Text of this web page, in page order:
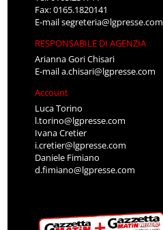
Fax: 0165.1820141
E-mailsegreteria@lgpresse.com
RESPONSABILE DI AGENZIA
Arianna Gori Chisari
E-maila.chisari@lgpresse.com
Account
Luca Torino
l.torino@lgpresse.com
Ivana Cretier
i.cretier@lgpresse.com
Daniele Fimiano
d.fimiano@lgpresse.com